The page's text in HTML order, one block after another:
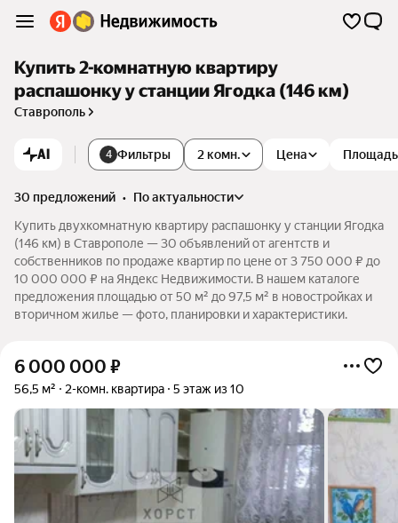
Купить 2-комнатную квартиру
распашонку у станции Ягодка (146 км)
Ставрополь
AI 4 Фильтры 2 комн. Цена Площадь
30 предложений •
по актуальности
Купить двухкомнатную квартиру распашонку у станции Ягодка
(146 км) в Ставрополе — 30 объявлений от агентств и
собственников по продаже квартир по цене от 3 750 000 ₽ до
10 000 000 ₽ на Яндекс Недвижимости. В нашем каталоге
предложения площадью от 50 м² до 97,5 м² в новостройках и
вторичном жилье — фото, планировки и характеристики.
6 000 000 ₽
56,5 м² 2-комн. квартира 5 этаж из 10